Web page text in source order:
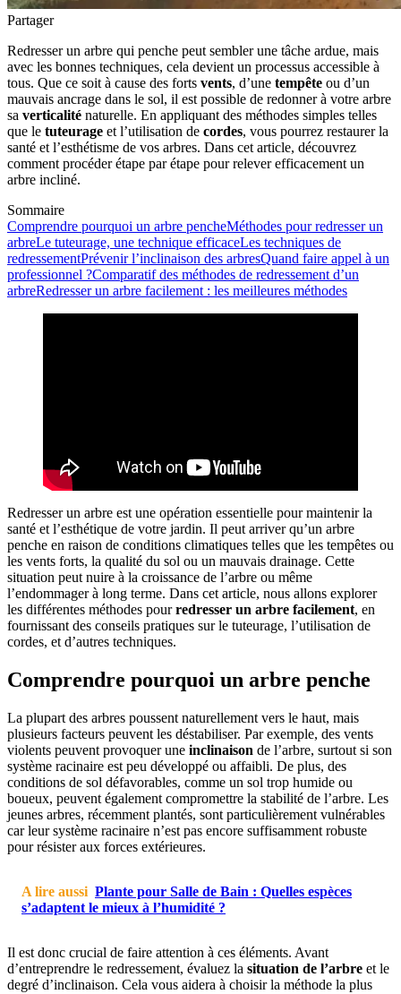
Partager
Redresser un arbre qui penche peut sembler une tâche ardue, mais
avec les bonnes techniques, cela devient un processus accessible à
tous. Que ce soit à cause des forts vents, d’une tempête ou d’un
mauvais ancrage dans le sol, il est possible de redonner à votre arbre
sa verticalité naturelle. En appliquant des méthodes simples telles
que le tuteurage et l’utilisation de cordes, vous pourrez restaurer la
santé et l’esthétisme de vos arbres. Dans cet article, découvrez
comment procéder étape par étape pour relever efficacement un
arbre incliné.
Sommaire
Comprendre pourquoi un arbre pencheMéthodes pour redresser un
arbreLe tuteurage, une technique efficaceLes techniques de
redressementPrévenir l’inclinaison des arbresQuand faire appel à un
professionnel ?Comparatif des méthodes de redressement d’un
arbreRedresser un arbre facilement : les meilleures méthodes
Redresser un arbre est une opération essentielle pour maintenir la
santé et l’esthétique de votre jardin. Il peut arriver qu’un arbre
penche en raison de conditions climatiques telles que les tempêtes ou
les vents forts, la qualité du sol ou un mauvais drainage. Cette
situation peut nuire à la croissance de l’arbre ou même
l’endommager à long terme. Dans cet article, nous allons explorer
les différentes méthodes pourredresser un arbre facilement, en
fournissant des conseils pratiques sur le tuteurage, l’utilisation de
cordes, et d’autres techniques.
Comprendre pourquoi un arbre penche
La plupart des arbres poussent naturellement vers le haut, mais
plusieurs facteurs peuvent les déstabiliser. Par exemple, des vents
violents peuvent provoquer une inclinaison de l’arbre, surtout si son
système racinaire est peu développé ou affaibli. De plus, des
conditions de sol défavorables, comme un sol trop humide ou
boueux, peuvent également compromettre la stabilité de l’arbre. Les
jeunes arbres, récemment plantés, sont particulièrement vulnérables
car leur système racinaire n’est pas encore suffisamment robuste
pour résister aux forces extérieures.
A lire aussi Plante pour Salle de Bain : Quelles espèces
s’adaptent le mieux à l’humidité ?
Il est donc crucial de faire attention à ces éléments. Avant
d’entreprendre le redressement, évaluez la situation de l’arbre et le
degré d’inclinaison. Cela vous aidera à choisir la méthode la plus